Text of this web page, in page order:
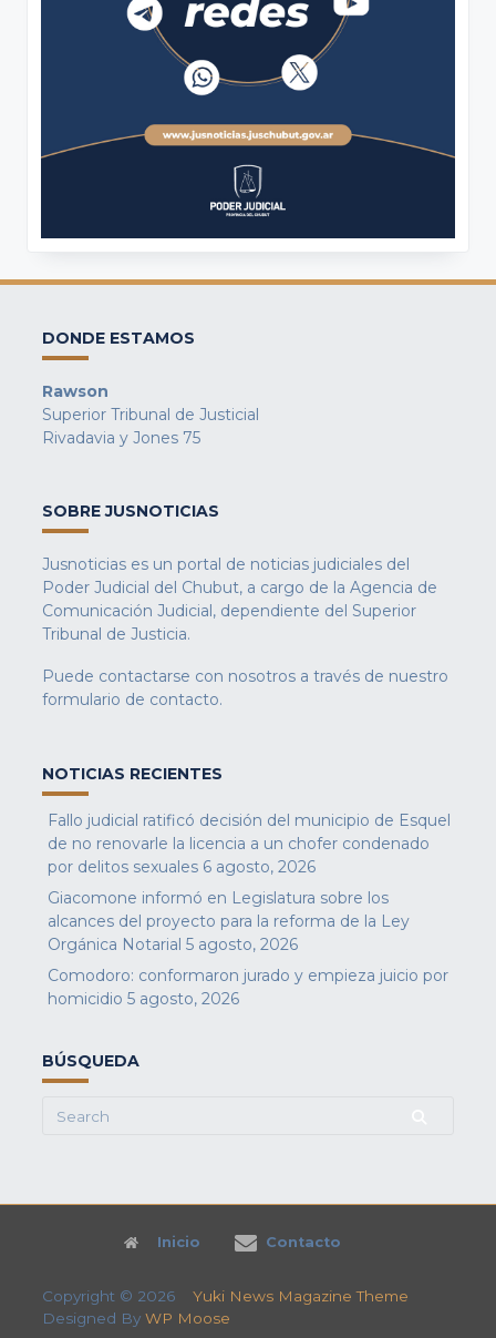
DONDE ESTAMOS
Rawson
Superior Tribunal de Justicial
Rivadavia y Jones 75
SOBRE JUSNOTICIAS
Jusnoticias es un portal de noticias judiciales del
Poder Judicial del Chubut, a cargo de la Agencia de
Comunicación Judicial, dependiente del Superior
Tribunal de Justicia.
Puede contactarse con nosotros a través de nuestro
formulario de contacto.
NOTICIAS RECIENTES
Fallo judicial ratificó decisión del municipio de Esquel
de no renovarle la licencia a un chofer condenado
por delitos sexuales 6 agosto, 2026
Giacomone informó en Legislatura sobre los
alcances del proyecto para la reforma de la Ley
Orgánica Notarial 5 agosto, 2026
Comodoro: conformaron jurado y empieza juicio por
homicidio 5 agosto, 2026
BÚSQUEDA
Search
Inicio Contacto
Copyright © 2026 Yuki News Magazine Theme
Designed By WP Moose